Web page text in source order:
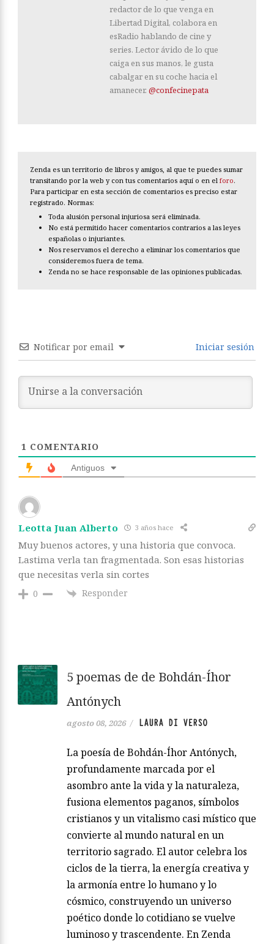
redactor de lo que venga en
Libertad Digital, colabora en
esRadio hablando de cine y
series. Lector ávido de lo que
caiga en sus manos, le gusta
cabalgar en su coche hacia el
amanecer. @confecinepata
Zenda es un territorio de libros y amigos, al que te puedes sumar
transitando por la web y con tus comentarios aquí o en el foro.
Para participar en esta sección de comentarios es preciso estar
registrado. Normas:
Toda alusión personal injuriosa será eliminada.
No está permitido hacer comentarios contrarios a las leyes
españolas o injuriantes.
Nos reservamos el derecho a eliminar los comentarios que
consideremos fuera de tema.
Zenda no se hace responsable de las opiniones publicadas.
Notificar por email Iniciar sesión
1 COMENTARIO
Antiguos
Leotta Juan Alberto 3 años hace
Muy buenos actores, y una historia que convoca.
Lastima verla tan fragmentada. Son esas historias
que necesitas verla sin cortes
0 Responder
5 poemas de de Bohdán-Íhor
Antónych
agosto 08, 2026 / LAURA DI VERSO
La poesía de Bohdán-Íhor Antónych,
profundamente marcada por el
asombro ante la vida y la naturaleza,
fusiona elementos paganos, símbolos
cristianos y un vitalismo casi místico que
convierte al mundo natural en un
territorio sagrado. El autor celebra los
ciclos de la tierra, la energía creativa y
la armonía entre lo humano y lo
cósmico, construyendo un universo
poético donde lo cotidiano se vuelve
luminoso y trascendente. En Zenda